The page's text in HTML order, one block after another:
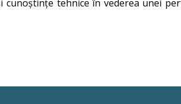
tehnice în vederea unei